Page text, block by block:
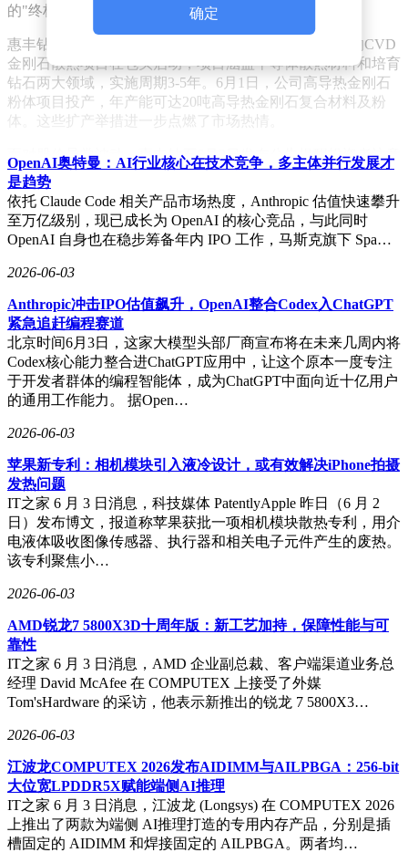
的"终极散热材料"。
惠丰钻石近期动作频频。5月28日，公司总投资10亿元的CVD
金刚石散热项目在包头启动，项目涵盖半导体散热材料和培育
钻石两大领域，实施周期3-5年。6月1日，公司高导热金刚石
粉体项目投产，年产能可达20吨高导热金刚石复合材料及粉
体。这些扩产举措进一步点燃了市场热情。
面对股价异常波动，惠丰钻石6月2日发布公告提醒投资者注意
风险，称公司股价短期涨幅较大，明显偏离市场走势，存在市
场情绪过热的情况。公司同时表示，对产品是否应用于金刚石
散热领域并不知情。财报显示，公司2026年一季度业绩确实有
所改善，实现营业收入4998.53万元，同比增长25.01%；归母
净利润178.74万元，同比扭亏为盈。但分析认为，当前股价暴
涨更多由市场情绪驱动，与公司基本面存在一定脱节。
中国人造钻石产业在全球占据重要地位。《2025培育钻石产业
发展报告》显示，中国占全球培育钻石毛坯产能的约63%，其
中河南是主要产区，全球每10颗培育钻石中就有7颗来自河
南。随着AI芯片功耗不断攀升——英伟达新一代GPU功耗已
突破1000W，传统散热材料接近物理极限——金刚石散热材料
的需求有望持续增长。
市场分析认为，金刚石散热技术正逐步形成产业共识，下游应
2026年将成为金刚石材料规模化应用的元年，到2030年，AI
领域金刚石散热材料市场规模可能达到480亿至900亿元。A股
培育钻石板块自4月以来累计涨幅已超32%，尽管3月曾出现短
暂回调，但整体上行趋势明显。
确定
OpenAI奥特曼：AI行业核心在技术竞争，多主体并行发展才
是趋势
依托 Claude Code 相关产品市场热度，Anthropic 估值快速攀升
至万亿级别，现已成长为 OpenAI 的核心竞品，与此同时
OpenAI 自身也在稳步筹备年内 IPO 工作，马斯克旗下 Spa…
2026-06-03
Anthropic冲击IPO估值飙升，OpenAI整合Codex入ChatGPT
紧急追赶编程赛道
北京时间6月3日，这家大模型头部厂商宣布将在未来几周内将
Codex核心能力整合进ChatGPT应用中，让这个原本一度专注
于开发者群体的编程智能体，成为ChatGPT中面向近十亿用户
的通用工作能力。 据Open…
2026-06-03
苹果新专利：相机模块引入液冷设计，或有效解决iPhone拍摄
发热问题
IT之家 6 月 3 日消息，科技媒体 PatentlyApple 昨日（6 月 2
日）发布博文，报道称苹果获批一项相机模块散热专利，用介
电液体吸收图像传感器、执行器和相关电子元件产生的废热。
该专利聚焦小…
2026-06-03
AMD锐龙7 5800X3D十周年版：新工艺加持，保障性能与可
靠性
IT之家 6 月 3 日消息，AMD 企业副总裁、客户端渠道业务总
经理 David McAfee 在 COMPUTEX 上接受了外媒
Tom'sHardware 的采访，他表示新推出的锐龙 7 5800X3…
2026-06-03
江波龙COMPUTEX 2026发布AIDIMM与AILPBGA：256-bit
大位宽LPDDR5X赋能端侧AI推理
IT之家 6 月 3 日消息，江波龙 (Longsys) 在 COMPUTEX 2026
上推出了两款为端侧 AI推理打造的专用内存产品，分别是插
槽固定的 AIDIMM 和焊接固定的 AILPBGA。两者均…